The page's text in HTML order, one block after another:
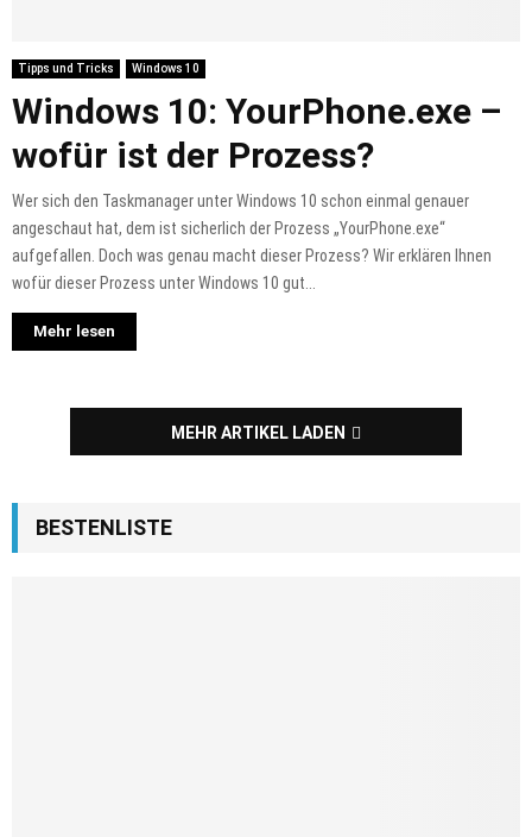
Tipps und Tricks Windows 10
Windows 10: YourPhone.exe –
wofür ist der Prozess?
Wer sich den Taskmanager unter Windows 10 schon einmal genauer
angeschaut hat, dem ist sicherlich der Prozess „YourPhone.exe“
aufgefallen. Doch was genau macht dieser Prozess? Wir erklären Ihnen
wofür dieser Prozess unter Windows 10 gut...
Mehr lesen
MEHR ARTIKEL LADEN
BESTENLISTE